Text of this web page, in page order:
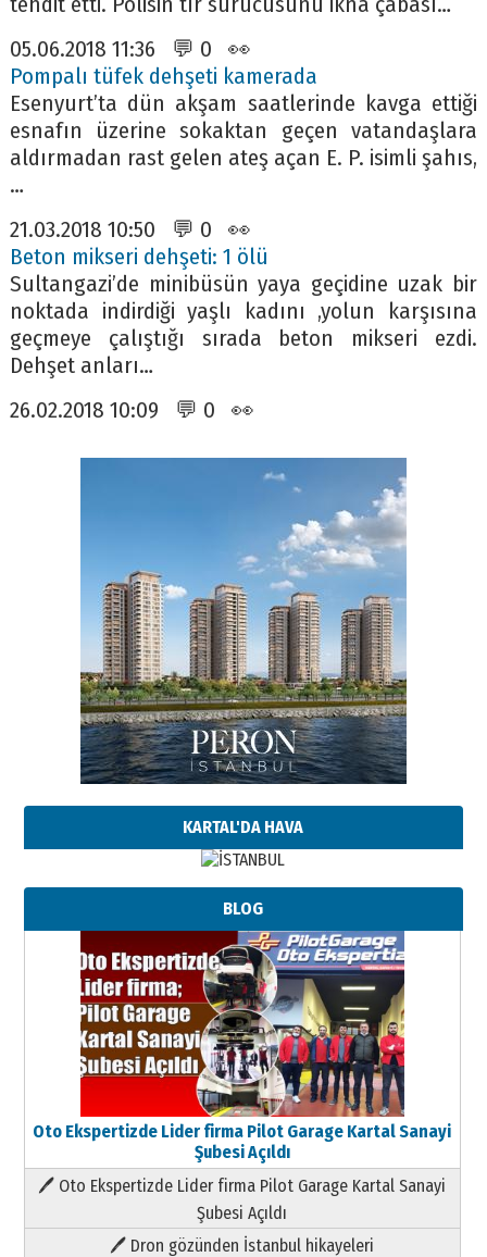
05.06.2018 11:36 💬 0 👀
Pompalı tüfek dehşeti kamerada
Esenyurt’ta dün akşam saatlerinde kavga ettiği
esnafın üzerine sokaktan geçen vatandaşlara
aldırmadan rast gelen ateş açan E. P. isimli şahıs,
…
21.03.2018 10:50 💬 0 👀
Beton mikseri dehşeti: 1 ölü
Sultangazi’de minibüsün yaya geçidine uzak bir
noktada indirdiği yaşlı kadını ,yolun karşısına
geçmeye çalıştığı sırada beton mikseri ezdi.
Dehşet anları…
26.02.2018 10:09 💬 0 👀
KARTAL'DA HAVA
BLOG
Oto Ekspertizde Lider firma Pilot Garage Kartal Sanayi
Şubesi Açıldı
🖊 Oto Ekspertizde Lider firma Pilot Garage Kartal Sanayi
Şubesi Açıldı
🖊 Dron gözünden İstanbul hikayeleri